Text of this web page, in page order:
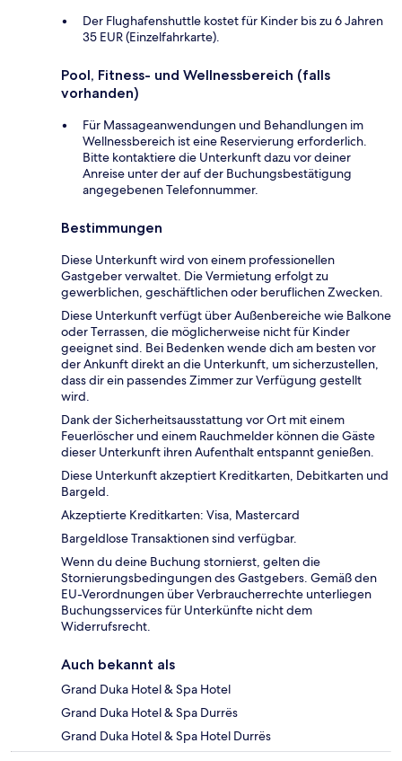
Der Flughafenshuttle kostet für Kinder bis zu 6 Jahren
35 EUR (Einzelfahrkarte).
Pool, Fitness- und Wellnessbereich (falls
vorhanden)
Für Massageanwendungen und Behandlungen im
Wellnessbereich ist eine Reservierung erforderlich.
Bitte kontaktiere die Unterkunft dazu vor deiner
Anreise unter der auf der Buchungsbestätigung
angegebenen Telefonnummer.
Bestimmungen
Diese Unterkunft wird von einem professionellen
Gastgeber verwaltet. Die Vermietung erfolgt zu
gewerblichen, geschäftlichen oder beruflichen Zwecken.
Diese Unterkunft verfügt über Außenbereiche wie Balkone
oder Terrassen, die möglicherweise nicht für Kinder
geeignet sind. Bei Bedenken wende dich am besten vor
der Ankunft direkt an die Unterkunft, um sicherzustellen,
dass dir ein passendes Zimmer zur Verfügung gestellt
wird.
Dank der Sicherheitsausstattung vor Ort mit einem
Feuerlöscher und einem Rauchmelder können die Gäste
dieser Unterkunft ihren Aufenthalt entspannt genießen.
Diese Unterkunft akzeptiert Kreditkarten, Debitkarten und
Bargeld.
Akzeptierte Kreditkarten: Visa, Mastercard
Bargeldlose Transaktionen sind verfügbar.
Wenn du deine Buchung stornierst, gelten die
Stornierungsbedingungen des Gastgebers. Gemäß den
EU-Verordnungen über Verbraucherrechte unterliegen
Buchungsservices für Unterkünfte nicht dem
Widerrufsrecht.
Auch bekannt als
Grand Duka Hotel & Spa Hotel
Grand Duka Hotel & Spa Durrës
Grand Duka Hotel & Spa Hotel Durrës